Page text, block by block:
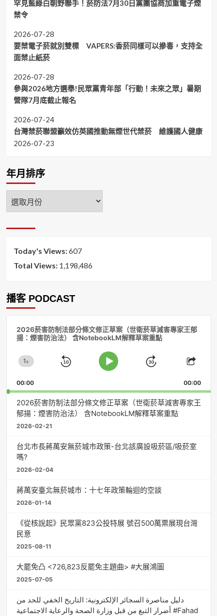
罕見藍綠白朝野聯手！菸防法7月30日黨團協商加重電子煙
禁令
2026-07-28
要禁電子菸就別雙標 VAPERS:香菸同樣可以摻毒，支持全
面禁止紙菸
2026-07-28
參與2026地方選舉!民眾黨青年部「行動！未來之眾」暑期
營隊7月底截止報名
2026-07-24
台灣禁菸聯盟籲效仿英國推動無煙世代禁菸 維護國人健康
2026-07-23
年月排序
年
月
Today's Views:607
Total Views: 1,198,486
播客 PODCAST
2026菸害防制法部分條文修正草案（世衛菸草減害專家王郁
揚：煙害防治法） 含NotebookLM解釋草案重點
Change
Rate
1x
Skip
Play
Jump
Forward
Share
00:00 00:00
2026菸害防制法部分條文修正草案（世衛菸草減害專家王
郁揚：煙害防治法） 含NotebookLM解釋草案重點
2026-02-21
台北市長蔣萬安無菸城市政策-台北該廣設吸菸區/吸菸室
嗎?
2026-02-04
蔣萬安臺北無菸城市：十七年政策輪迴的空談
2026-01-14
《從核說起》民眾黨823公投特展 號召500萬票展現台灣
民意
2025-08-11
大罷免凸 <726,823反罷免主題曲> #大展鴻圖
2025-07-05
دليل مناصرة السجائر الإلكترونية: التاريخ الخفي للحد من
أضرار التبغ من قبل وزارة الصحة والرعاية الاجتماعية #Fahad